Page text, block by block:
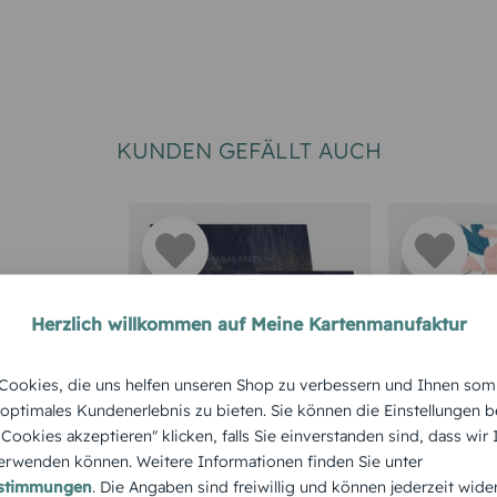
KUNDEN GEFÄLLT AUCH
GEBURTSTAG
Tischkarte
Geburtstag Glamour
fallen
Herzlich willkommen auf Meine Kartenmanufaktur
die uns helfen unseren Shop zu verbessern und Ihnen
Kundenerlebnis zu bieten. Sie können die Einstellungen
akzeptieren" klicken, falls Sie einverstanden sind, dass
können. Weitere Informationen finden Sie unter
. Die Angaben sind freiwillig und können jederzeit